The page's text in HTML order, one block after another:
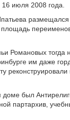
июля 2008 года.
Романовых тогда
им даже
доме был
партархив,